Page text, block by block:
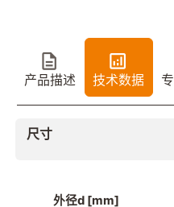
产品描述 技术数据
尺寸
外径d [mm]